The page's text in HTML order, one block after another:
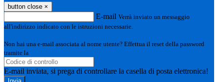
button close ×
E-mail Verrà inviato un messaggio
all'indirizzo indicato con le istruzioni necessarie.
Non hai una e-mail associata al nome utente? Effettua il reset della password
tramite la
E-mail inviata, si prega di controllare la casella di posta elettronica!